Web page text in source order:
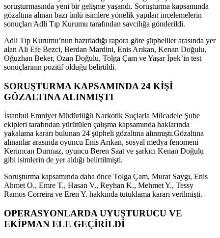
soruşturmasında yeni bir gelişme yaşandı. Soruşturma kapsamında
gözaltına alınan bazı ünlü isimlere yönelik yapılan incelemelerin
sonuçları Adli Tıp Kurumu tarafından savcılığa gönderildi.
Adli Tıp Kurumu’nun hazırladığı rapora göre şüpheliler arasında yer
alan Ali Efe Bezci, Berdan Mardini, Enis Arıkan, Kenan Doğulu,
Oğuzhan Beker, Ozan Doğulu, Tolga Çam veYaşar İpek’in test
sonuçlarının pozitif olduğu belirtildi.
SORUŞTURMA KAPSAMINDA 24 KİŞİ
GÖZALTINA ALINMIŞTI
İstanbul Emniyet Müdürlüğü Narkotik Suçlarla Mücadele Şube
ekipleri tarafından yürütülen çalışma kapsamında haklarında
yakalama kararı bulunan 24 şüpheli gözaltına alınmıştı.Gözaltına
alınanlar arasında oyuncu Enis Arıkan, sosyal medya fenomeni
Kerimcan Durmaz, oyuncu Beren Saat ve şarkıcı Kenan Doğulu
gibi isimlerin de yer aldığı belirtilmişti.
Soruşturma kapsamında daha önce Tolga Çam, Murat Saygı, Enis
Ahmet O., Emre T., Hasan V., Reyhan K., Mehmet Y., Tessy
Ramos Correira ve Eren Y. hakkında tutuklama kararı verilmişti.
OPERASYONLARDA UYUŞTURUCU VE
EKİPMAN ELE GEÇİRİLDİ